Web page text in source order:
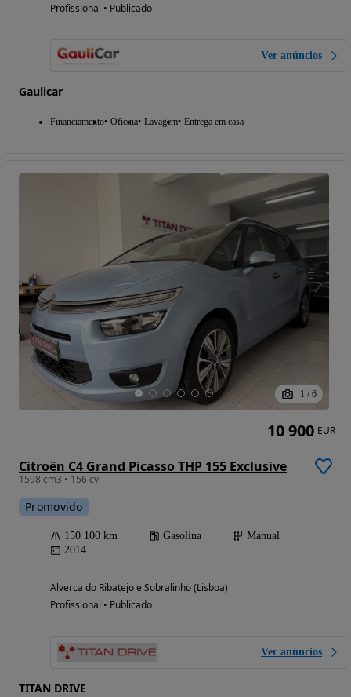
Profissional • Publicado
Ver anúncios
Gaulicar
Financiamento Oficina Lavagem Entrega em casa
1 / 6
Citroën C4 Grand Picasso THP 155 Exclusive
1598 cm3 • 156 cv
Promovido
150 100 km Gasolina
Manual
2014
Alverca do Ribatejo e Sobralinho (Lisboa)
Profissional • Publicado
Ver anúncios
TITAN DRIVE
10 900 EUR